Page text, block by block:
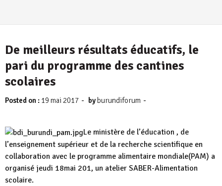
De meilleurs résultats éducatifs, le
pari du programme des cantines
scolaires
Posted on : 19 mai 2017 - by burundiforum -
Le ministère de l’éducation , de
l’enseignement supérieur et de la recherche scientifique en
collaboration avec le programme alimentaire mondiale(PAM) a
organisé jeudi 18mai 201, un atelier SABER-Alimentation
scolaire.